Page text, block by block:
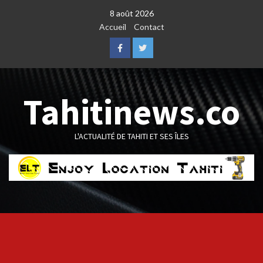
8 août 2026
Accueil
Contact
FacebookTwitter
Tahitinews.co
L'ACTUALITÉ DE TAHITI ET SES ÎLES